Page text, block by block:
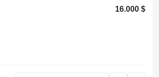
16.000 $